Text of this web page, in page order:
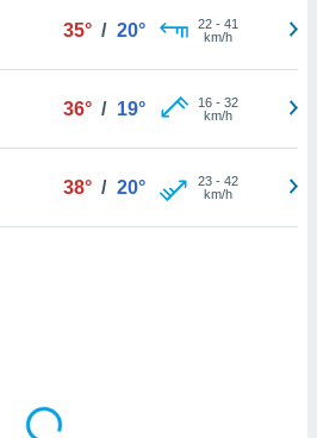
35° / 20° 22- 41
km/h
36° / 19° 16- 32
km/h
38° / 20° 23- 42
km/h